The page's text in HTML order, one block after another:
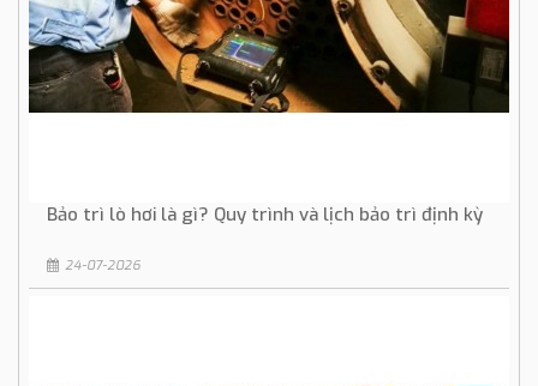
Bảo trì lò hơi là gì? Quy trình và lịch bảo trì định kỳ
24-07-2026